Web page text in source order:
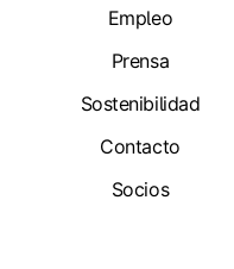
Empleo
Prensa
Sostenibilidad
Contacto
Socios